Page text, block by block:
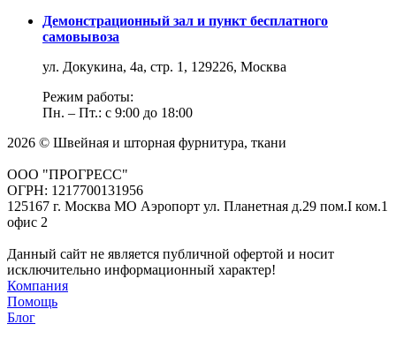
Демонстрационный зал и пункт бесплатного
самовывоза
ул. Докукина, 4а, стр. 1, 129226, Москва
Режим работы:
Пн. – Пт.: с 9:00 до 18:00
2026 © Швейная и шторная фурнитура, ткани
ООО "ПРОГРЕСС"
ОГРН: 1217700131956
125167 г. Москва МО Аэропорт ул. Планетная д.29 пом.I ком.1
офис 2
Данный сайт не является публичной офертой и носит
исключительно информационный характер!
Компания
Помощь
Блог